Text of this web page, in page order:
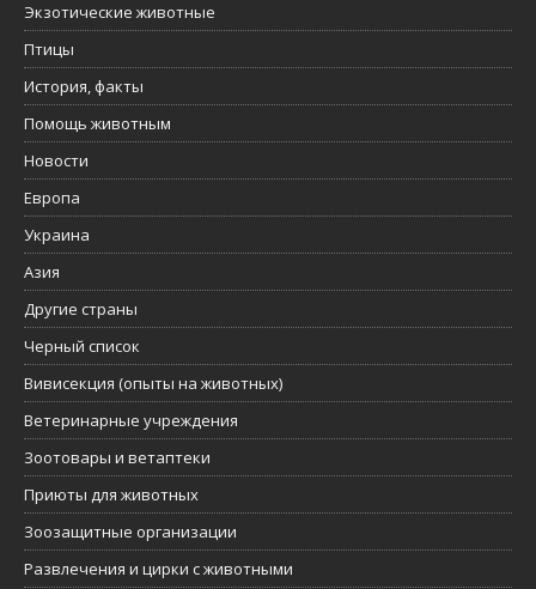
Экзотические животные
Птицы
История, факты
Помощь животным
Новости
Европа
Украина
Азия
Другие страны
Черный список
Вивисекция (опыты на животных)
Ветеринарные учреждения
Зоотовары и ветаптеки
Приюты для животных
Зоозащитные организации
Развлечения и цирки с животными